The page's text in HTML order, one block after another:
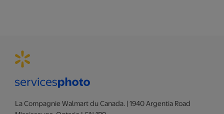
La Compagnie Walmart du Canada. | 1940 Argentia Road